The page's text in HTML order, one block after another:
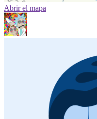
Abrir el mapa